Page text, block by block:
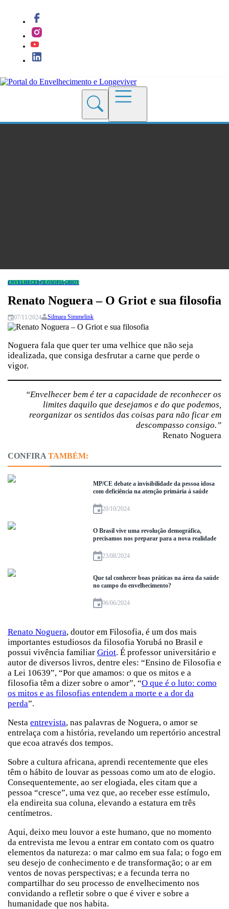
ENVELHECERFILOSOFIAGRIOT
Renato Noguera – O Griot e sua filosofia
07/11/2024 Silmara Simmelink
Noguera fala que quer ter uma velhice que não seja
idealizada, que consiga desfrutar a carne que perde o
vigor.
“Envelhecer bem é ter a capacidade de reconhecer os
limites daquilo que desejamos e do que podemos,
reorganizar os sentidos das coisas para não ficar em
descompasso consigo.”
Renato Noguera
CONFIRA TAMBÉM:
MP/CE debate a invisibilidade da pessoa idosa
com deficiência na atenção primária à saúde
20/10/2024
O Brasil vive uma revolução demográfica,
precisamos nos preparar para a nova realidade
23/08/2024
Que tal conhecer boas práticas na área da saúde
no campo do envelhecimento?
06/06/2024
Renato Noguera, doutor em Filosofia, é um dos mais
importantes estudiosos da filosofia Yorubá no Brasil e
possui vivência familiar Griot. É professor universitário e
autor de diversos livros, dentre eles: “Ensino de Filosofia e
a Lei 10639”, “Por que amamos: o que os mitos e a
filosofia têm a dizer sobre o amor”, “O que é o luto: como
os mitos e as filosofias entendem a morte e a dor da
perda”.
Nesta entrevista, nas palavras de Noguera, o amor se
entrelaça com a história, revelando um repertório ancestral
que ecoa através dos tempos.
Sobre a cultura africana, aprendi recentemente que eles
têm o hábito de louvar as pessoas como um ato de elogio.
Consequentemente, ao ser elogiada, eles citam que a
pessoa “cresce”, uma vez que, ao receber esse estímulo,
ela endireita sua coluna, elevando a estatura em três
centímetros.
Aqui, deixo meu louvor a este humano, que no momento
da entrevista me levou a entrar em contato com os quatro
elementos da natureza: o mar calmo em sua fala; o fogo em
seu desejo de conhecimento e de transformação; o ar em
ventos de novas perspectivas; e a fecunda terra no
compartilhar do seu processo de envelhecimento nos
convidando a refletir sobre o que é viver e sobre a
humanidade que nos habita.